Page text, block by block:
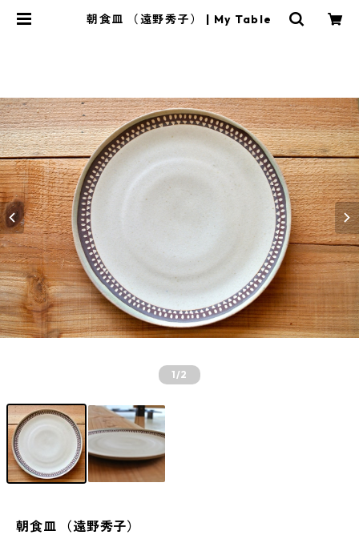
朝食皿 （遠野秀子） | My Table
1/2
朝食皿 （遠野秀子）